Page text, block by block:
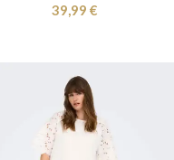
39,99 €